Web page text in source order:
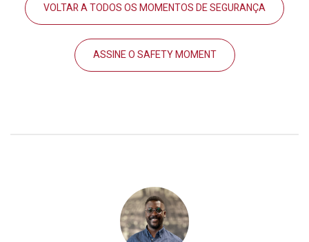
VOLTAR A TODOS OS MOMENTOS DE SEGURANÇA
ASSINE O SAFETY MOMENT